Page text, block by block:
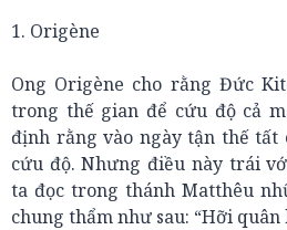
1. Origène
Ong Origène cho rằng Đức
trong thế gian để cứu độ cả
định rằng vào ngày tận thế tất
cứu độ. Nhưng điều này trái
ta đọc trong thánh Matthêu
chung thẩm như sau: “Hỡi